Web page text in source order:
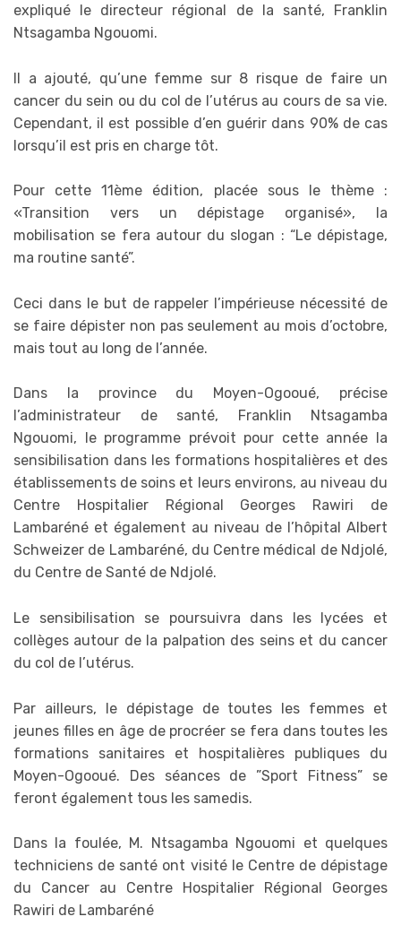
expliqué le directeur régional de la santé, Franklin
Ntsagamba Ngouomi.
Il a ajouté, qu’une femme sur 8 risque de faire un
cancer du sein ou du col de l’utérus au cours de sa vie.
Cependant, il est possible d’en guérir dans 90% de cas
lorsqu’il est pris en charge tôt.
Pour cette 11ème édition, placée sous le thème :
«Transition vers un dépistage organisé», la
mobilisation se fera autour du slogan : “Le dépistage,
ma routine santé”.
Ceci dans le but de rappeler l’impérieuse nécessité de
se faire dépister non pas seulement au mois d’octobre,
mais tout au long de l’année.
Dans la province du Moyen-Ogooué, précise
l’administrateur de santé, Franklin Ntsagamba
Ngouomi, le programme prévoit pour cette année la
sensibilisation dans les formations hospitalières et des
établissements de soins et leurs environs, au niveau du
Centre Hospitalier Régional Georges Rawiri de
Lambaréné et également au niveau de l’hôpital Albert
Schweizer de Lambaréné, du Centre médical de Ndjolé,
du Centre de Santé de Ndjolé.
Le sensibilisation se poursuivra dans les lycées et
collèges autour de la palpation des seins et du cancer
du col de l’utérus.
Par ailleurs, le dépistage de toutes les femmes et
jeunes filles en âge de procréer se fera dans toutes les
formations sanitaires et hospitalières publiques du
Moyen-Ogooué. Des séances de ”Sport Fitness” se
feront également tous les samedis.
Dans la foulée, M. Ntsagamba Ngouomi et quelques
techniciens de santé ont visité le Centre de dépistage
du Cancer au Centre Hospitalier Régional Georges
Rawiri de Lambaréné